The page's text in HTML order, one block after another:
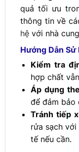
quả tối ưu
thông tin về
hệvới nhà
Hướng Dẫn Sử
Kiểm tra
hợp chất
Áp dụng
để đảm bảo
Tránh tiếp
rửa sạch
tế nếu cần.